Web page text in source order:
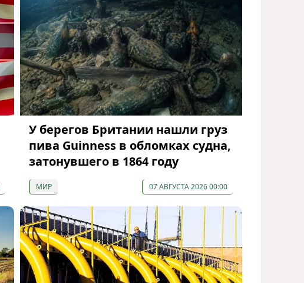
У берегов Британии нашли груз
пива Guinness в обломках судна,
затонувшего в 1864 году
МИР 07 АВГУСТА 2026 00:00